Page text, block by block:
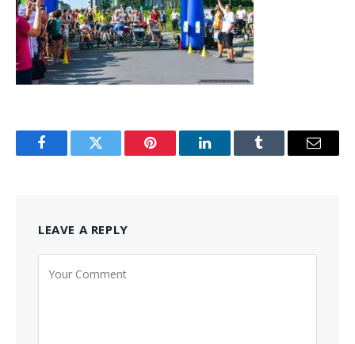
FacebookTwitter Pinterest LinkedInTumblr Email
LEAVE A REPLY